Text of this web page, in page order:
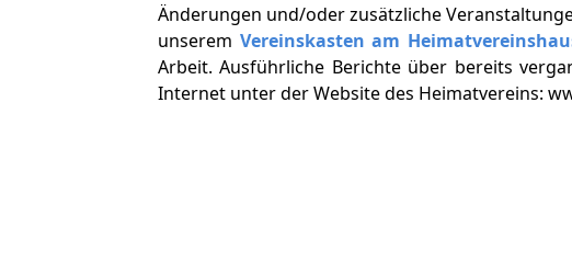
Änderungen und/oder zusätzliche
unserem Vereinskasten am
Arbeit. Ausführliche Berichte über bereits
Internet unter der Website des Heimatvereins: